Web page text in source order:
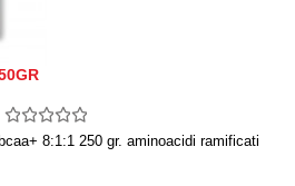
8:1:1 250 gr. aminoacidi ramificati